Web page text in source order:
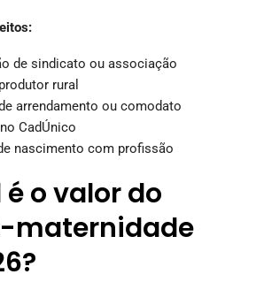
de sindicato ou associação
rural
arrendamento ou comodato
CadÚnico
nascimento com profissão
é o valor do
maternidade